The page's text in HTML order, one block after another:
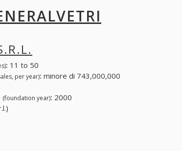
: 11 to 50
per year): minore di 743,000,000
(foundation year): 2000